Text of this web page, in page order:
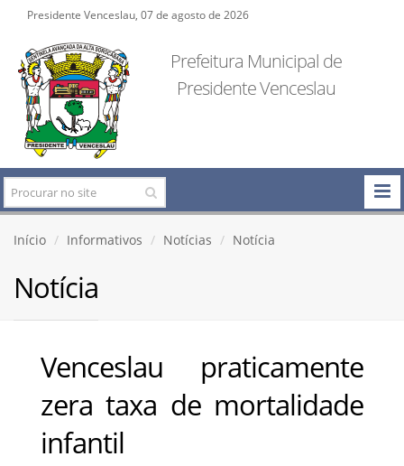
Presidente Venceslau, 07 de agosto de 2026
Prefeitura Municipal de
Presidente Venceslau
Início Informativos Notícias Notícia
Notícia
Venceslau praticamente
zera taxa de mortalidade
infantil